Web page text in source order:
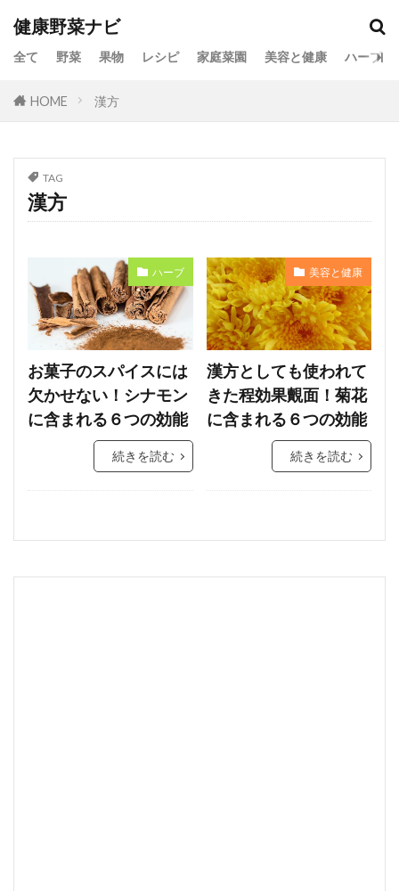
健康野菜ナビ
全て 野菜 果物 レシピ 家庭菜園 美容と健康 ハーブ
HOME 漢方
TAG
漢方
ハーブ
お菓子のスパイスには
欠かせない！シナモン
に含まれる６つの効能
続きを読む
美容と健康
漢方としても使われて
きた程効果覿面！菊花
に含まれる６つの効能
続きを読む